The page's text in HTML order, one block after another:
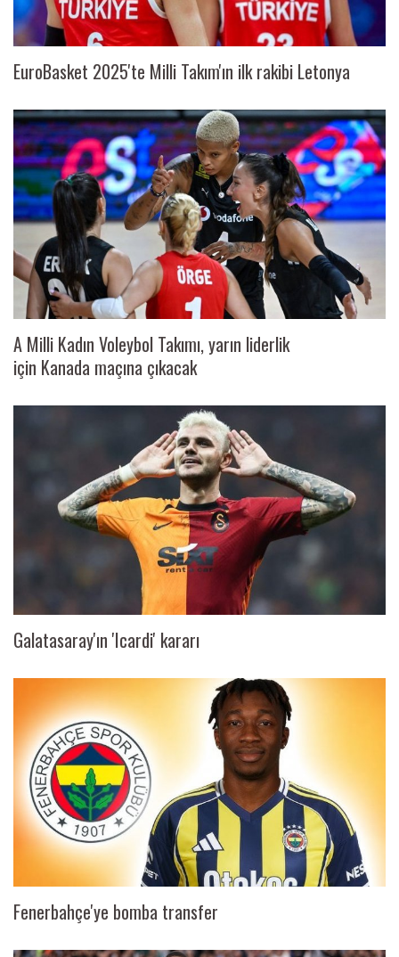
EuroBasket 2025'te Milli Takım'ın ilk rakibi Letonya
A Milli Kadın Voleybol Takımı, yarın liderlik
için Kanada maçına çıkacak
Galatasaray'ın 'Icardi' kararı
Fenerbahçe'ye bomba transfer